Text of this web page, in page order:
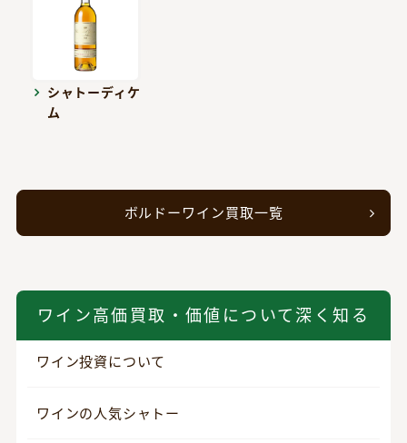
シャトーディケ
ム
ボルドーワイン買取一覧
ワイン高価買取・価値について深く知る
ワイン投資について
ワインの人気シャトー